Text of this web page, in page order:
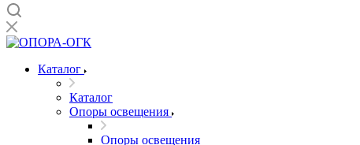
Каталог
Каталог
Опоры освещения
Опоры освещения